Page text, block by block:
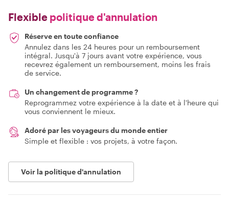
Flexible politique d'annulation
Réserve en toute confiance
Annulez dans les 24 heures pour un remboursement
intégral. Jusqu'à 7 jours avant votre expérience, vous
recevrez également un remboursement, moins les frais
de service.
Un changement de programme ?
Reprogrammez votre expérience à la date et à l'heure qui
vous conviennent le mieux.
Adoré par les voyageurs du monde entier
Simple et flexible : vos projets, à votre façon.
Voir la politique d'annulation